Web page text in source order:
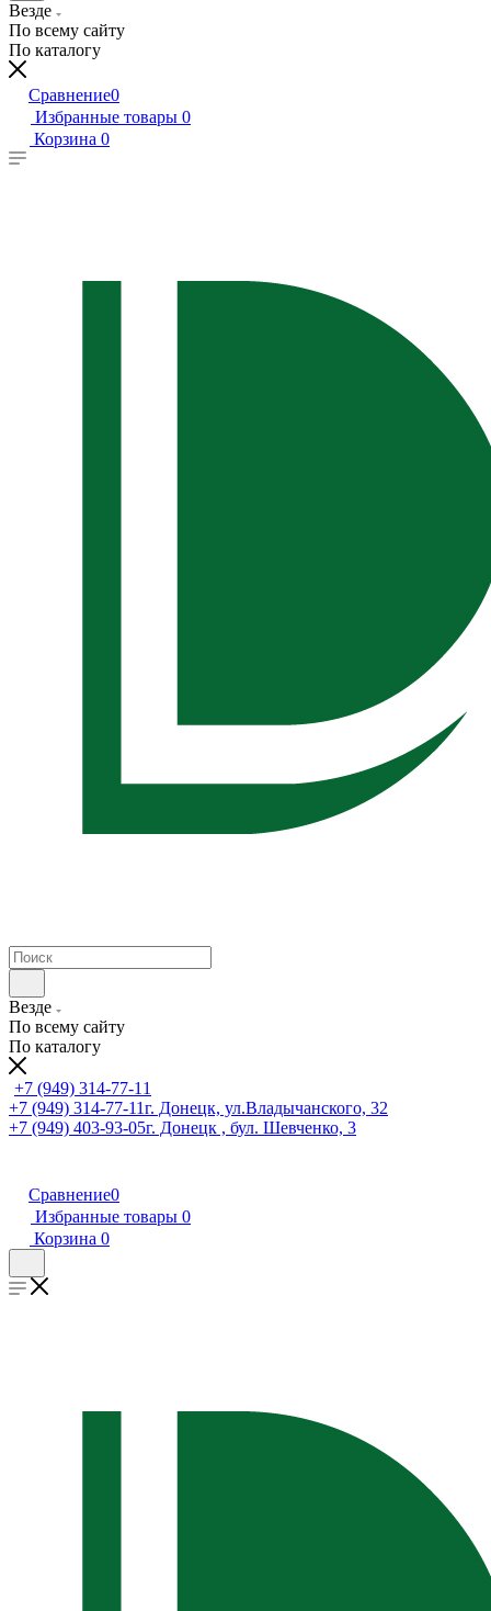
Везде
По всему сайту
По каталогу
Сравнение0
Избранные товары 0
Корзина 0
Везде
По всему сайту
По каталогу
+7 (949) 314-77-11
+7 (949) 314-77-11г. Донецк, ул.Владычанского, 32
+7 (949) 403-93-05г. Донецк , бул. Шевченко, 3
Сравнение0
Избранные товары 0
Корзина 0